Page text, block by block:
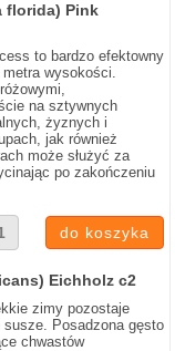
florida) Pink
to bardzo efektowny
metra wysokości.
na sztywnych
żyznych i
jak również
może służyć za
po zakończeniu
Eichholz c2
zimy pozostaje
susze. Posadzona gęsto
chwastów